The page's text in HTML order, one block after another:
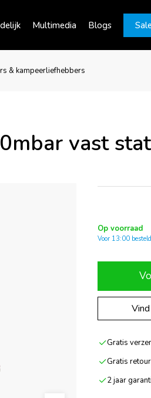
Multimedia Blogs
& kampeerliefhebbers
vast
Op voorraad
Voor 13:00
Gratis
Gratis
2 jaar